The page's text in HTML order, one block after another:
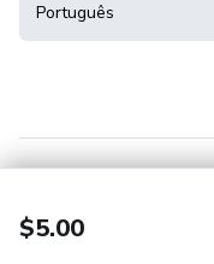
$5.00
Português